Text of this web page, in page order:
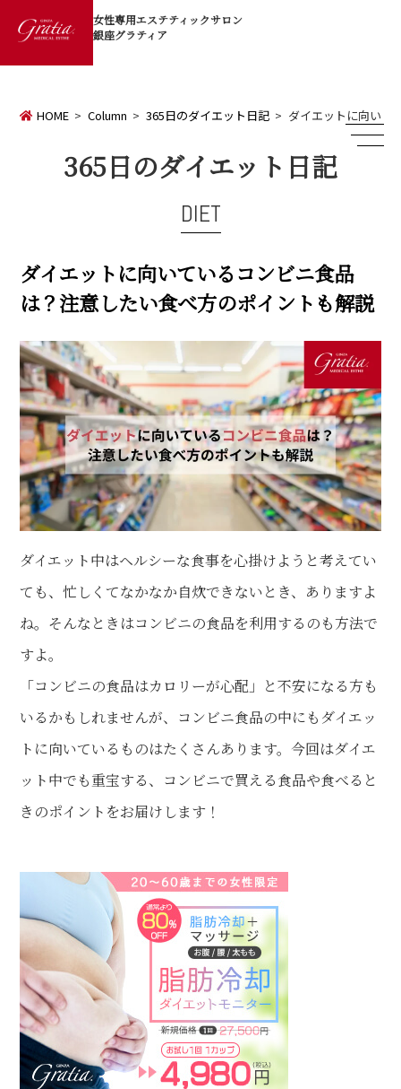
女性専用エステティックサロン
銀座グラティア
HOME Column 365日のダイエット日記 ダイエットに向いて
365日のダイエット日記
DIET
ダイエットに向いているコンビニ食品
は？注意したい食べ方のポイントも解説
ダイエット中はヘルシーな食事を心掛けようと考えてい
ても、忙しくてなかなか自炊できないとき、ありますよ
ね。そんなときはコンビニの食品を利用するのも方法で
すよ。
「コンビニの食品はカロリーが心配」と不安になる方も
いるかもしれませんが、コンビニ食品の中にもダイエッ
トに向いているものはたくさんあります。今回はダイエ
ット中でも重宝する、コンビニで買える食品や食べると
きのポイントをお届けします！